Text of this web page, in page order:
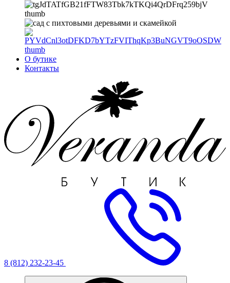
О бутике
Контакты
8 (812) 232-23-45